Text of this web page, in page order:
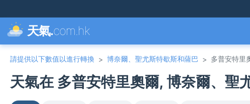
天氣.com.hk
請提供以下數值以進行轉換 > 博奈爾、聖尤斯特歇斯和薩巴 > 多普安特里
天氣在 多普安特里奧爾, 博奈爾、